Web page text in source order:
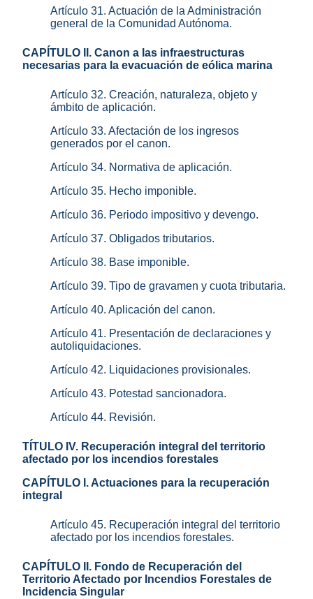
Artículo 31. Actuación de la Administración
general de la Comunidad Autónoma.
CAPÍTULO II. Canon a las infraestructuras
necesarias para la evacuación de eólica marina
Artículo 32. Creación, naturaleza, objeto y
ámbito de aplicación.
Artículo 33. Afectación de los ingresos
generados por el canon.
Artículo 34. Normativa de aplicación.
Artículo 35. Hecho imponible.
Artículo 36. Periodo impositivo y devengo.
Artículo 37. Obligados tributarios.
Artículo 38. Base imponible.
Artículo 39. Tipo de gravamen y cuota tributaria.
Artículo 40. Aplicación del canon.
Artículo 41. Presentación de declaraciones y
autoliquidaciones.
Artículo 42. Liquidaciones provisionales.
Artículo 43. Potestad sancionadora.
Artículo 44. Revisión.
TÍTULO IV. Recuperación integral del territorio
afectado por los incendios forestales
CAPÍTULO I. Actuaciones para la recuperación
integral
Artículo 45. Recuperación integral del territorio
afectado por los incendios forestales.
CAPÍTULO II. Fondo de Recuperación del
Territorio Afectado por Incendios Forestales de
Incidencia Singular